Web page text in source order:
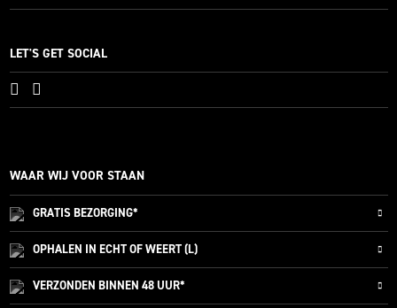
LET'S GET SOCIAL
WAAR WIJ VOOR STAAN
GRATISBEZORGING*
OPHALEN IN ECHT OF WEERT (L)
VERZONDEN BINNEN 48 UUR*